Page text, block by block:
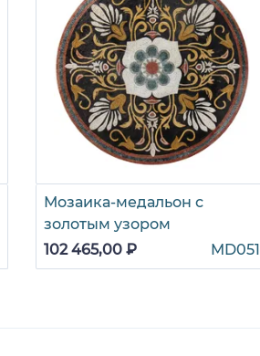
Мозаика-медальон с
золотым узором
102 465,00 ₽
MD051